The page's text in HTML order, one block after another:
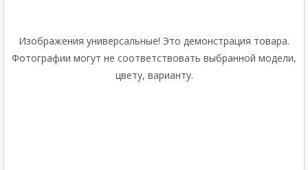
Изображения универсальные! Это демонстрация товара.
Фотографии могут не соответствовать выбранной модели,
цвету, варианту.